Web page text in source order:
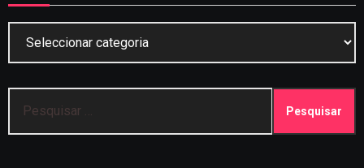
por: